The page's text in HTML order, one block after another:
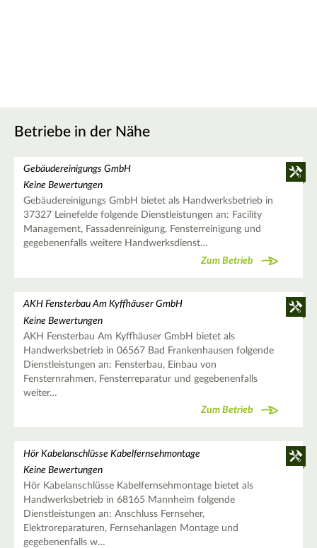
Betriebe in der Nähe
Gebäudereinigungs GmbH
Keine Bewertungen
Gebäudereinigungs GmbH bietet als Handwerksbetrieb in
37327 Leinefelde folgende Dienstleistungen an: Facility
Management, Fassadenreinigung, Fensterreinigung und
gegebenenfalls weitere Handwerksdienst…
Zum Betrieb
AKH Fensterbau Am Kyffhäuser GmbH
Keine Bewertungen
AKH Fensterbau Am Kyffhäuser GmbH bietet als
Handwerksbetrieb in 06567 Bad Frankenhausen folgende
Dienstleistungen an: Fensterbau, Einbau von
Fensternrahmen, Fensterreparatur und gegebenenfalls
weiter…
Zum Betrieb
Hör Kabelanschlüsse Kabelfernsehmontage
Keine Bewertungen
Hör Kabelanschlüsse Kabelfernsehmontage bietet als
Handwerksbetrieb in 68165 Mannheim folgende
Dienstleistungen an: Anschluss Fernseher,
Elektroreparaturen, Fernsehanlagen Montage und
gegebenenfalls w…